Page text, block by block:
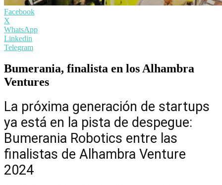
Facebook
X
WhatsApp
Linkedin
Telegram
Bumerania, finalista en los Alhambra
Ventures
La próxima generación de startups
ya está en la pista de despegue:
Bumerania Robotics entre las
finalistas de Alhambra Venture
2024